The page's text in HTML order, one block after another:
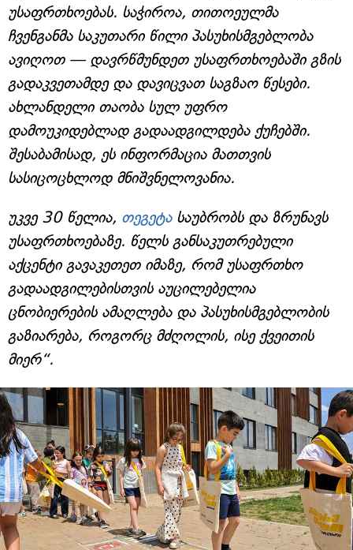
უსაფრთხოებას. საჭიროა, თითოეულმა
ჩვენგანმა საკუთარი წილი პასუხისმგებლობა
ავიღოთ — დავრწმუნდეთ უსაფრთხოებაში გზის
გადაკვეთამდე და დავიცვათ საგზაო წესები.
ახლანდელი თაობა სულ უფრო
დამოუკიდებლად გადაადგილდება ქუჩებში.
შესაბამისად, ეს ინფორმაცია მათთვის
სასიცოცხლოდ მნიშვნელოვანია.
უკვე 30 წელია, თეგეტასაუბრობს და ზრუნავს
უსაფრთხოებაზე. წელს განსაკუთრებული
აქცენტი გავაკეთეთ იმაზე, რომ უსაფრთხო
გადაადგილებისთვის აუცილებელია
ცნობიერების ამაღლება და პასუხისმგებლობის
გაზიარება, როგორც მძღოლის, ისე ქვეითის
მიერ“.